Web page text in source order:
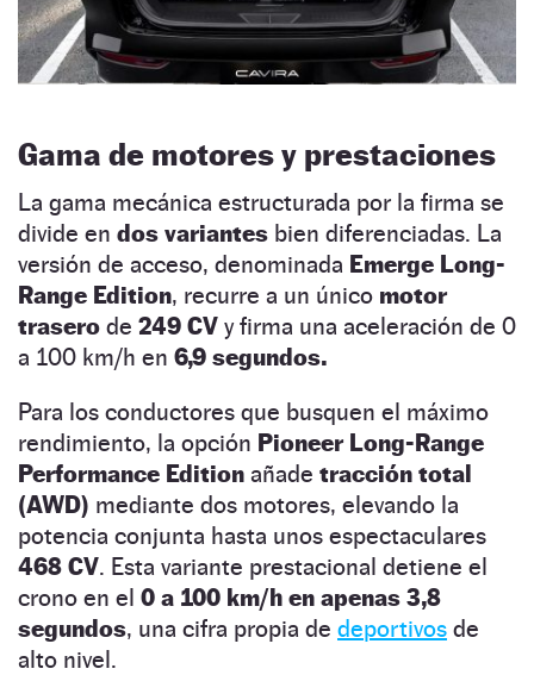
Gama de motores y prestaciones
La gama mecánica estructurada por la firma se
divide en dos variantes bien diferenciadas. La
versión de acceso, denominada Emerge Long-
Range Edition, recurre a un único motor
trasero de 249 CV y firma una aceleración de 0
a 100 km/h en 6,9 segundos.
Para los conductores que busquen el máximo
rendimiento, la opción Pioneer Long-Range
Performance Edition añade tracción total
(AWD) mediante dos motores, elevando la
potencia conjunta hasta unos espectaculares
468 CV. Esta variante prestacional detiene el
crono en el 0 a 100 km/h en apenas 3,8
segundos, una cifra propia de deportivos de
alto nivel.